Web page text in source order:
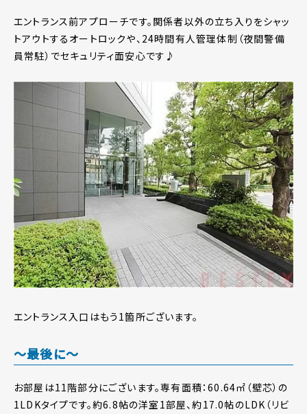
エントランス前アプローチです。関係者以外の立ち入りをシャッ
トアウトするオートロックや、24時間有人管理体制（夜間警備
員常駐）でセキュリティ面安心です♪
エントランス入口はもう1箇所ございます。
～最後に～
お部屋は11階部分にございます。専有面積：60.64㎡（壁芯）の
1LDKタイプです。約6.8帖の洋室1部屋、約17.0帖のLDK（リビ